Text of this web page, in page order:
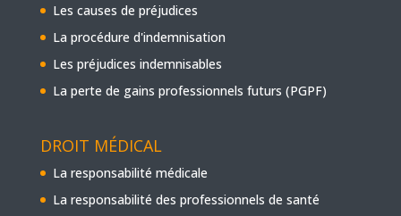
Les causes de préjudices
La procédure d'indemnisation
Les préjudices indemnisables
La perte de gains professionnels futurs (PGPF)
DROIT MÉDICAL
La responsabilité médicale
La responsabilité des professionnels de santé